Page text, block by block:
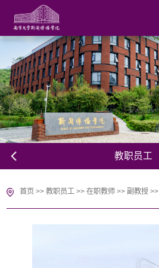
教职员工
首页 >>教职员工 >>在职教师 >> 副教授 >>